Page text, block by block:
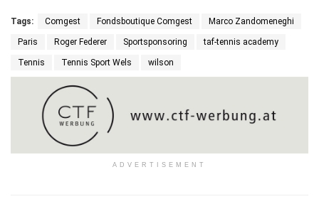
Tags: Comgest Fondsboutique Comgest Marco Zandomeneghi
Paris Roger Federer Sportsponsoring taf-tennis academy
Tennis Tennis Sport Wels wilson
ADVERTISEMENT